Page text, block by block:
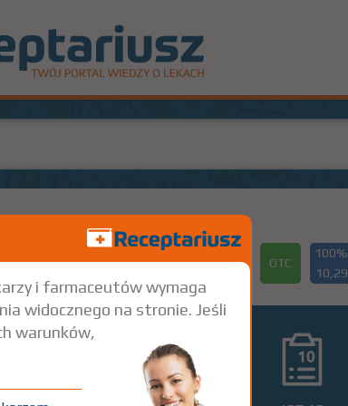
OTC
100%
10,29
i farmaceutów wymaga
widocznego na stronie. Jeśli
warunków,